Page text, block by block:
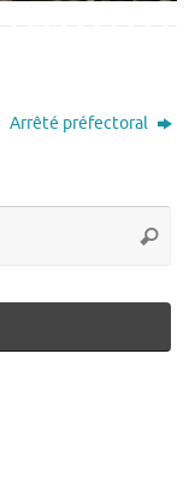
Arrêté préfectoral